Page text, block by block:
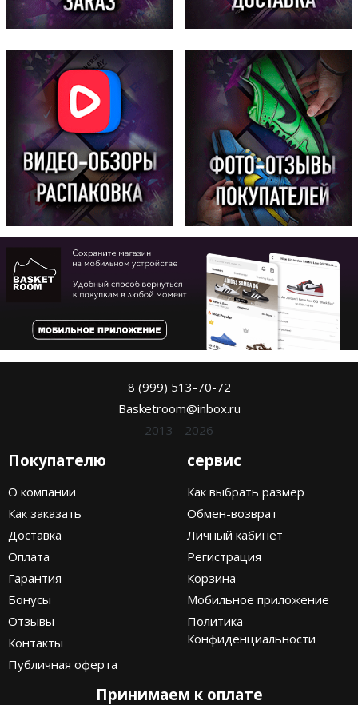
8 (999) 513-70-72
Basketroom@inbox.ru
2013 - 2026
Покупателю
О компании
Как заказать
Доставка
Оплата
Гарантия
Бонусы
Отзывы
Контакты
Публичная оферта
сервис
Как выбрать размер
Обмен-возврат
Личный кабинет
Регистрация
Корзина
Мобильное приложение
Политика
Конфиденциальности
Принимаем к оплате